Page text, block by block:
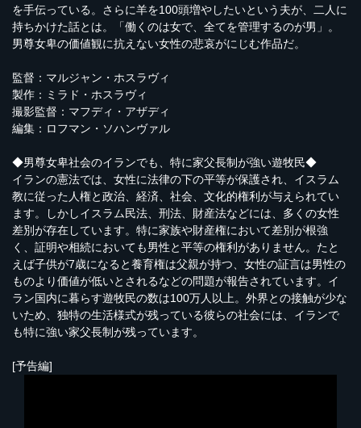
を手伝っている。さらに羊を100頭増やしたいという夫が、二人に
持ちかけた話とは。「働くのは女で、全てを管理するのが男」。
男尊女卑の価値観に抗えない女性の悲哀がにじむ作品だ。
監督：マルジャン・ホスラヴィ
製作：ミラド・ホスラヴィ
撮影監督：マフディ・アザディ
編集：ロフマン・ソハンヴァル
◆男尊女卑社会のイランでも、特に家父長制が強い遊牧民◆
イランの憲法では、女性に法律の下の平等が保護され、イスラム
教に従った人権と政治、経済、社会、文化的権利が与えられてい
ます。しかしイスラム民法、刑法、財産法などには、多くの女性
差別が存在しています。特に家族や財産権において差別が根強
く、証明や相続においても男性と平等の権利がありません。たと
えば子供が7歳になると養育権は父親が持つ、女性の証言は男性の
ものより価値が低いとされるなどの問題が報告されています。イ
ラン国内に暮らす遊牧民の数は100万人以上。外界との接触が少な
いため、独特の生活様式が残っている彼らの社会には、イランで
も特に強い家父長制が残っています。
[予告編]